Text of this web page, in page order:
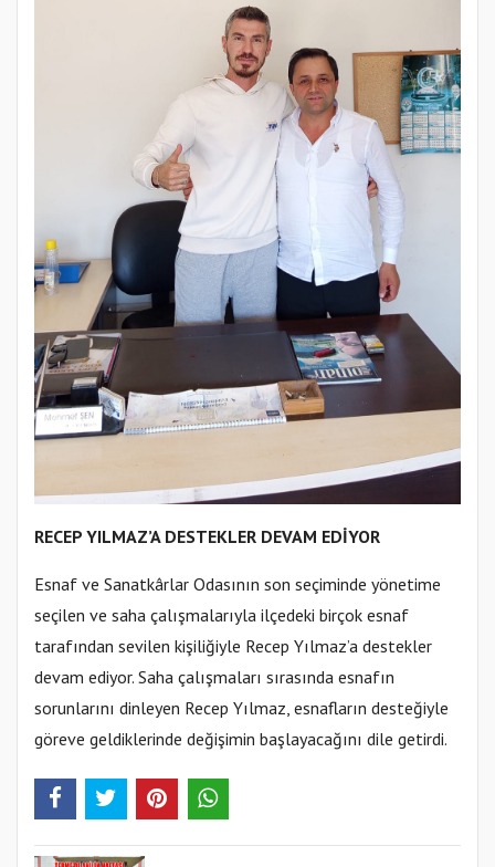
RECEP YILMAZ’A DESTEKLER DEVAM EDİYOR
Esnaf ve Sanatkârlar Odasının son seçiminde yönetime
seçilen ve saha çalışmalarıyla ilçedeki birçok esnaf
tarafından sevilen kişiliğiyle Recep Yılmaz’a destekler
devam ediyor. Saha çalışmaları sırasında esnafın
sorunlarını dinleyen Recep Yılmaz, esnafların desteğiyle
göreve geldiklerinde değişimin başlayacağını dile getirdi.